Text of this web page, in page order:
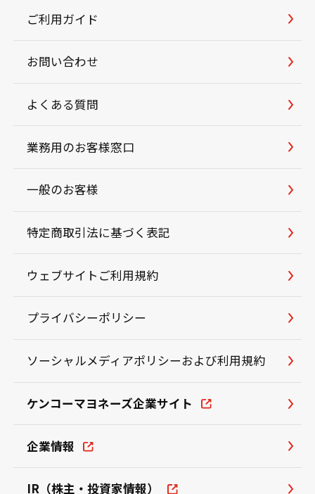
ご利用ガイド
お問い合わせ
よくある質問
業務用のお客様窓口
一般のお客様
特定商取引法に基づく表記
ウェブサイトご利用規約
プライバシーポリシー
ソーシャルメディアポリシーおよび利用規約
ケンコーマヨネーズ企業サイト
企業情報
IR（株主・投資家情報）